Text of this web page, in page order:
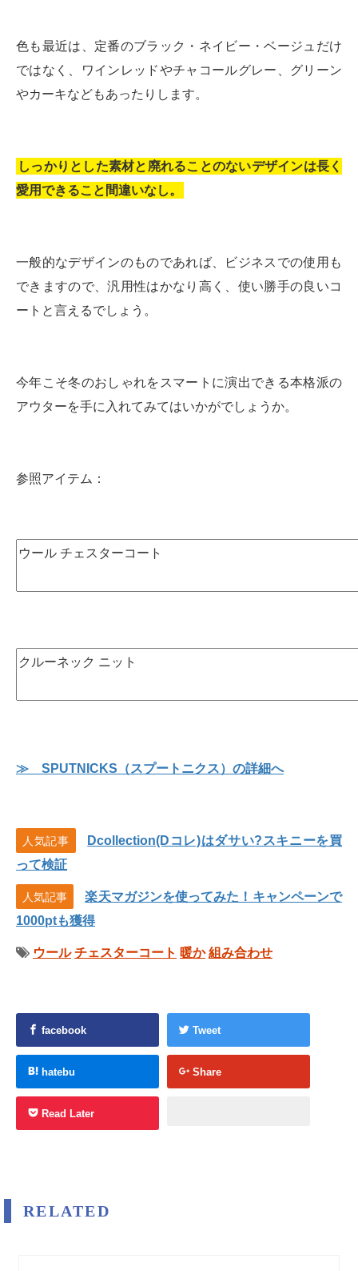
色も最近は、定番のブラック・ネイビー・ベージュだけ
ではなく、ワインレッドやチャコールグレー、グリーン
やカーキなどもあったりします。
しっかりとした素材と廃れることのないデザインは長く
愛用できること間違いなし。
一般的なデザインのものであれば、ビジネスでの使用も
できますので、汎用性はかなり高く、使い勝手の良いコ
ートと言えるでしょう。
今年こそ冬のおしゃれをスマートに演出できる本格派の
アウターを手に入れてみてはいかがでしょうか。
参照アイテム：
≫ SPUTNICKS（スプートニクス）の詳細へ
人気記事
Dcollection(Dコレ)はダサい?スキニーを買
って検証
人気記事
楽天マガジンを使ってみた！キャンペーンで
1000ptも獲得
ウール チェスターコート 暖か 組み合わせ
facebook Tweet
hatebu Share
Read Later
RELATED